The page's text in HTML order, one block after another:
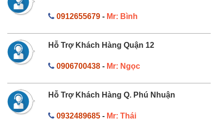
0912655679- Mr: Bình
Hỗ Trợ Khách Hàng Quận 12
0906700438- Mr: Ngọc
Hỗ Trợ Khách Hàng Q. Phú Nhuận
0932489685- Mr: Thái